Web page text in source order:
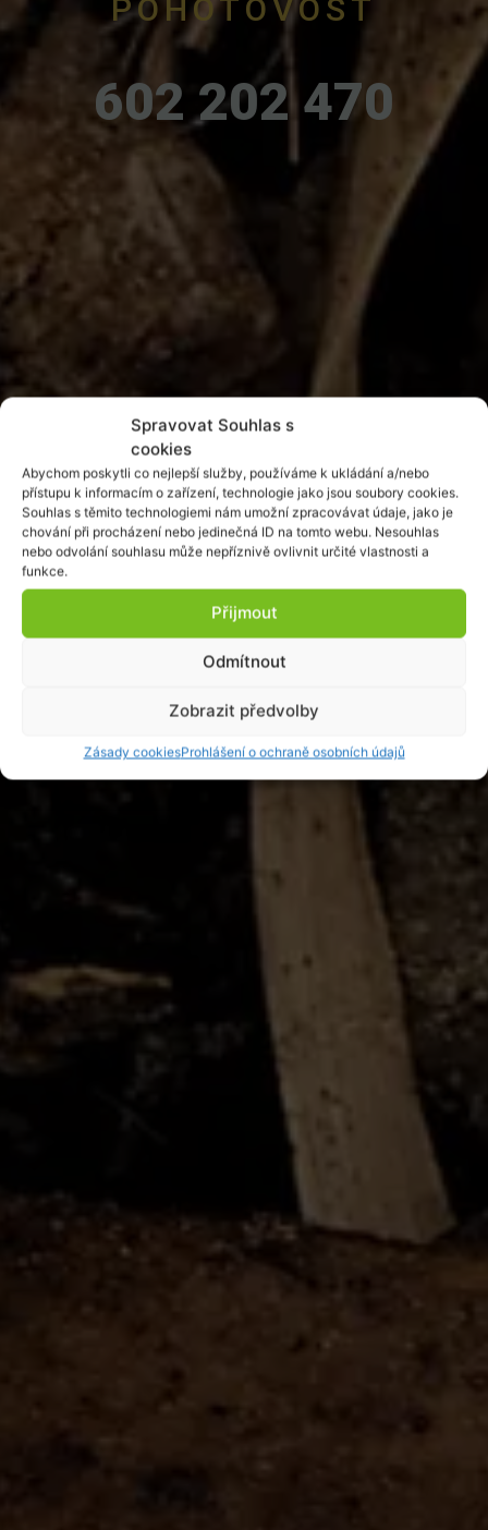
Spravovat Souhlas s
cookies
Abychom poskytli co nejlepší služby, používáme k ukládání a/nebo
přístupu k informacím o zařízení, technologie jako jsou soubory cookies.
Souhlas s těmito technologiemi nám umožní zpracovávat údaje, jako je
chování při procházení nebo jedinečná ID na tomto webu. Nesouhlas
nebo odvolání souhlasu může nepříznivě ovlivnit určité vlastnosti a
funkce.
Přijmout
Odmítnout
Zobrazit předvolby
Zásady cookiesProhlášení o ochraně osobních údajů
POHOTOVOST
602 202 470